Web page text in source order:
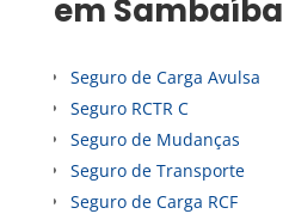
em Sambaíba
Seguro de Carga Avulsa
Seguro RCTR C
Seguro de Mudanças
Seguro de Transporte
Seguro de Carga RCF